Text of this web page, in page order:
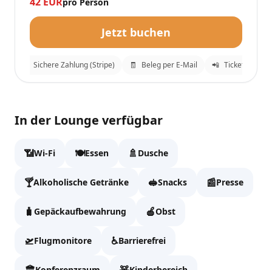
Jetzt buchen
Sichere Zahlung (Stripe) Beleg per E-Mail Tickets an
iGA Lounge
Fülle die Daten aus, um zur Kasse zu gehen.
Vollständiger Name
Email
In der Lounge verfügbar
📶Wi-Fi 🍽️Essen 🚿 Dusche
🍸Alkoholische Getränke 🥪Snacks 📰Presse
🧳 Gepäckaufbewahrung 🍎Obst
🛫Flugmonitore ♿Barrierefrei